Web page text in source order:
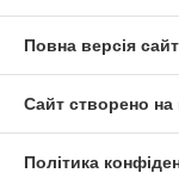
Повна версія
Сайт створено на
Політика